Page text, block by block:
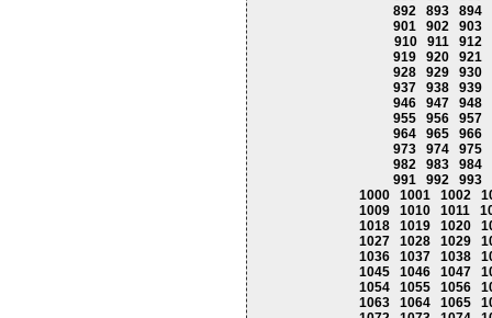
892
893
894
901
902
903
910
911 912
919
920
921
928
929
930
937
938
939
946
947
948
955
956
957
964
965
966
973
974
975
982
983
984
991
992
993
1000
1001 1002
1009
1010 1011
1018
1019 1020
1027
1028 1029
1036
1037 1038
1045
1046 1047
1054
1055 1056
1063
1064 1065